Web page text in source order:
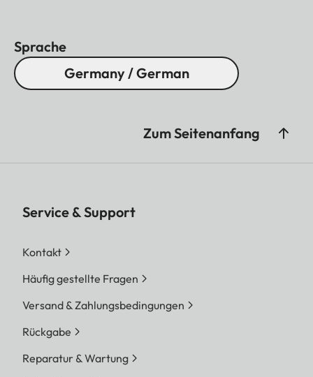
Sprache
Germany / German
Zum Seitenanfang
Service & Support
Kontakt
Häufig gestellte Fragen
Versand & Zahlungsbedingungen
Rückgabe
Reparatur & Wartung